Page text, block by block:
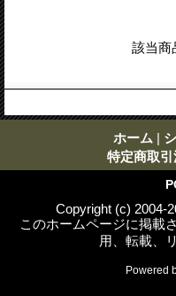
該当商
ホーム |
特定商取
Copyright (c) 2004-
このホームページに掲載
用、転載、
Powered